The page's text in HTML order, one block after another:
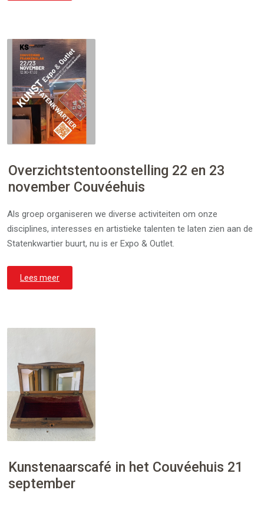
Overzichtstentoonstelling 22 en 23
november Couvéehuis
Als groep organiseren we diverse activiteiten om onze
disciplines, interesses en artistieke talenten te laten zien aan de
Statenkwartier buurt, nu is er Expo & Outlet.
Lees meer
Kunstenaarscafé in het Couvéehuis 21
september